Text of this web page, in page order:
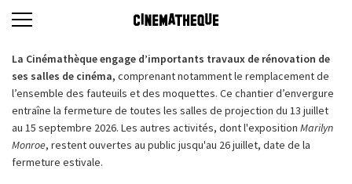
La Cinémathèque engage d’importants travaux de rénovation de
ses salles de cinéma, comprenant notamment le remplacement de
l’ensemble des fauteuils et des moquettes. Ce chantier d’envergure
entraîne la fermeture de toutes les salles de projection du 13 juillet
au 15 septembre 2026. Les autres activités, dont l'exposition Marilyn
Monroe, restent ouvertes au public jusqu'au 26 juillet, date de la
fermeture estivale.